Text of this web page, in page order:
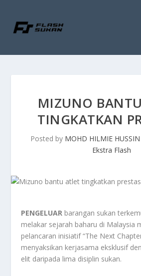
MIZUNO
TINGKATKAN
Posted by MOHD HILMIE HUSSIN
Ekstra Flash
PENGELUAR barangan sukan
melakar sejarah baharu di Malaysia
pelancaran inisiatif “The Next
menyaksikan kerjasama eksklusif
elit daripada lima disiplin sukan.